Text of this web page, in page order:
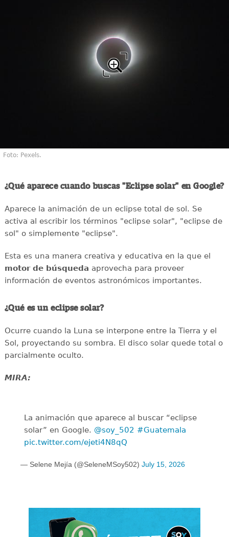
Foto: Pexels.
¿Qué aparece cuando buscas "Eclipse solar" en Google?
Aparece la animación de un eclipse total de sol. Se
activa al escribir los términos "eclipse solar", "eclipse de
sol" o simplemente "eclipse".
Esta es una manera creativa y educativa en la que el
motor de búsqueda aprovecha para proveer
información de eventos astronómicos importantes.
¿Qué es un eclipse solar?
Ocurre cuando la Luna se interpone entre la Tierra y el
Sol, proyectando su sombra. El disco solar quede total o
parcialmente oculto.
MIRA:
La animación que aparece al buscar “eclipse
solar” en Google. @soy_502 #Guatemala
pic.twitter.com/ejeti4N8qQ
— Selene Mejía (@SeleneMSoy502) July 15, 2026